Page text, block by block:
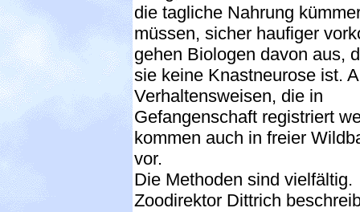
die tagliche Nahrung
müssen, sicher haufiger
gehen Biologen davon aus,
sie keine Knastneurose ist.
Verhaltensweisen, die in
Gefangenschaft registriert
kommen auch in freier
vor.
Die Methoden sind vielfältig.
Zoodirektor Dittrich